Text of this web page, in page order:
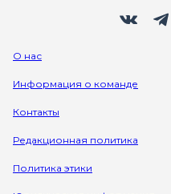
О нас
Информация о команде
Контакты
Редакционная политика
Политика этики